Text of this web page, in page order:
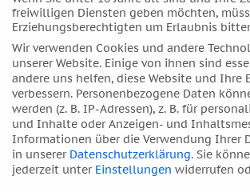
April 2017
März 2017
Februar 2017
Januar 2017
Dezember 2016
November 2016
Oktober 2016
freiwilligen Diensten geben möchten,
Erziehungsberechtigten um Erlaubnis
Wir verwenden Cookies und andere
unserer Website. Einige von ihnen sind
andere uns helfen, diese Website und Ihre
verbessern. Personenbezogene Daten
werden (z. B. IP-Adressen), z. B. für
und Inhalte oder Anzeigen- und
Informationen über die Verwendung Ihrer
in unserer Datenschutzerklärung. Sie
jederzeit unter Einstellungen widerrufen